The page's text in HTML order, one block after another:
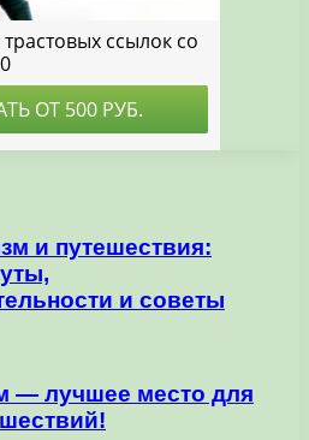
и путешествия:
и советы
— лучшее место для